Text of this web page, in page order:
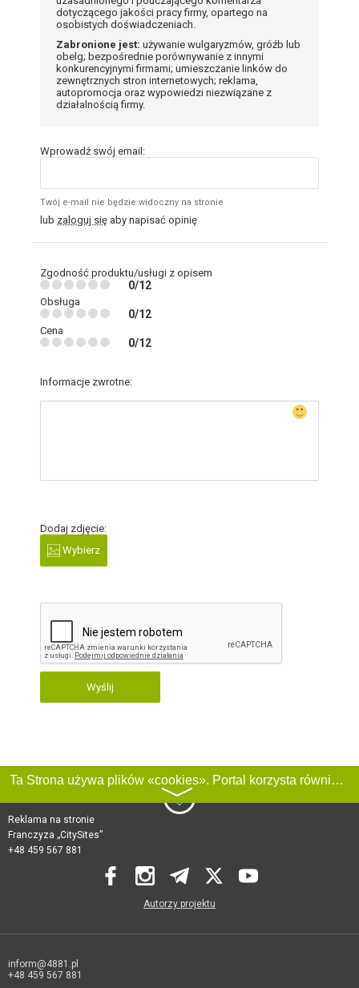
dotyczącego jakości pracy firmy, opartego na
osobistych doświadczeniach.
Zabronione jest: używanie wulgaryzmów, gróźb lub
obelg; bezpośrednie porównywanie z innymi
konkurencyjnymi firmami; umieszczanie linków do
zewnętrznych stron internetowych; reklama,
autopromocja oraz wypowiedzi niezwiązane z
działalnością firmy.
Wprowadź swój email:
Twój e-mail nie będzie widoczny na stronie
lub zaloguj się aby napisać opinię
Zgodność produktu/usługi z opisem
0/12
Obsługa
0/12
Cena
0/12
Informacje zwrotne:
Dodaj zdjęcie:
Wybierz
Wyślij
Ta Strona używa plików «cookies». Portal korzysta również z serwisu internetowego do zbierania danych technicznych o odwiedzających w celu uzyskania informacji marketingowych i statystycznych. Warunki przetwarzania danych odwiedzających Stronę, patrz:
〉
Reklama na stronie
Franczyza „CitySites”
+48 459 567 881
Autorzy projektu
inform@4881.pl
+48 459 567 881